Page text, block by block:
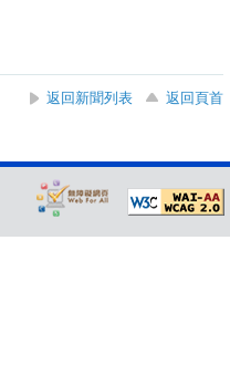
返回新聞列表
返回頁首